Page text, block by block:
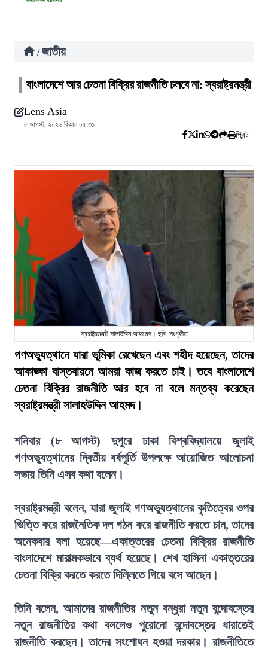
/ জাতীয়
বাংলাদেশে আর চেতনা বিক্রির রাজনীতি চলবে না: স্বরাষ্ট্রমন্ত্রী
Lens Asia
৮ আগস্ট, ২০২৬ বিকাল ০৫:৩১
প্রিন্ট
স্বরাষ্ট্রমন্ত্রী সালাউদ্দিন আহমেদ। ছবি: সংগৃহীত
গণঅভ্যুত্থানে যারা ভূমিকা রেখেছেন এবং শহীদ হয়েছেন, তাদের
আকাঙ্ক্ষা বাস্তবায়নে আমরা কাজ করতে চাই। তবে বাংলাদেশে
চেতনা বিক্রির রাজনীতি আর হবে না বলে মন্তব্য করেছেন
স্বরাষ্ট্রমন্ত্রী সালাহউদ্দিন আহমদ।
শনিবার (৮ আগস্ট) দুপুরে ঢাকা বিশ্ববিদ্যালয়ে জুলাই
গণঅভ্যুত্থানের দ্বিতীয় বর্ষপূর্তি উপলক্ষে আয়োজিত আলোচনা
সভায় তিনি এসব কথা বলেন।
স্বরাষ্ট্রমন্ত্রী বলেন, যারা জুলাই গণঅভ্যুত্থানের কৃতিত্বের ওপর
ভিত্তি করে রাজনৈতিক দল গঠন করে রাজনীতি করতে চান, তাদের
অনেকবার বলা হয়েছে—একাত্তরের চেতনা বিক্রির রাজনীতি
বাংলাদেশে মারাত্মকভাবে ব্যর্থ হয়েছে। শেখ হাসিনা একাত্তরের
চেতনা বিক্রি করতে করতে দিল্লিতে গিয়ে বসে আছেন।
তিনি বলেন, আমাদের রাজনীতির নতুন বন্ধুরা নতুন বন্দোবস্তের
নতুন রাজনীতির কথা বললেও পুরোনো বন্দোবস্তের ধারাতেই
রাজনীতি করছেন। তাদের সংশোধন হওয়া দরকার। রাজনীতিতে